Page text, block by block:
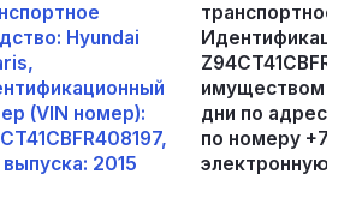
Hyundai
(VIN номер):
выпуска: 2015
транспортное
имуществом
дни по адресу:
по номеру
электронную